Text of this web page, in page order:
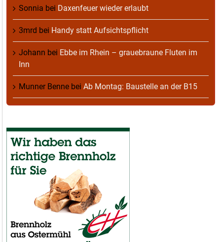
Sonnia bei Daxenfeuer wieder erlaubt
3mrd bei Handy statt Aufsichtspflicht
Johann bei Ebbe im Rhein – grauebraune Fluten im
Inn
Munner Benne bei Ab Montag: Baustelle an der B15